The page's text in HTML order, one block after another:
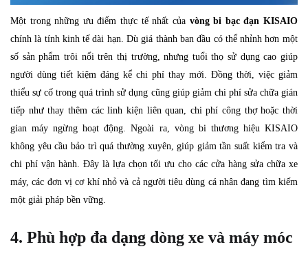
Một trong những ưu điểm thực tế nhất của vòng bi bạc đạn KISAIO
chính là tính kinh tế dài hạn. Dù giá thành ban đầu có thể nhỉnh hơn một
số sản phẩm trôi nổi trên thị trường, nhưng tuổi thọ sử dụng cao giúp
người dùng tiết kiệm đáng kể chi phí thay mới. Đồng thời, việc giảm
thiểu sự cố trong quá trình sử dụng cũng giúp giảm chi phí sửa chữa gián
tiếp như thay thêm các linh kiện liên quan, chi phí công thợ hoặc thời
gian máy ngừng hoạt động. Ngoài ra, vòng bi thương hiệu KISAIO
không yêu cầu bảo trì quá thường xuyên, giúp giảm tần suất kiểm tra và
chi phí vận hành. Đây là lựa chọn tối ưu cho các cửa hàng sửa chữa xe
máy, các đơn vị cơ khí nhỏ và cả người tiêu dùng cá nhân đang tìm kiếm
một giải pháp bền vững.
4. Phù hợp đa dạng dòng xe và máy móc